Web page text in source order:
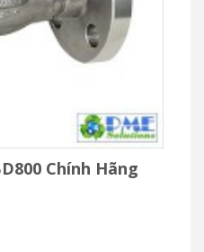
Chính Hãng